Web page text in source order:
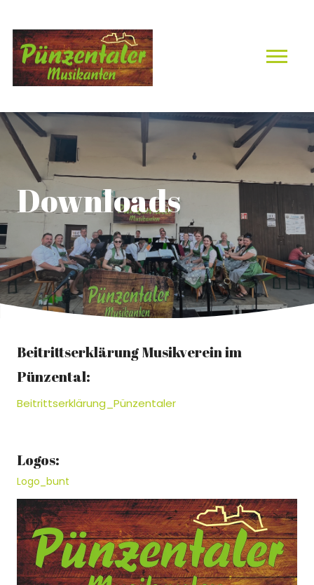
Downloads
Beitrittserklärung Musikverein im
Pünzental:
Beitrittserklärung_Pünzentaler
Logos:
Logo_bunt